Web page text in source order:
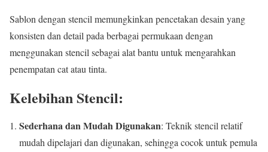
Sablon dengan stencil memungkinkan pencetakan desain yang
konsisten dan detail pada berbagai permukaan dengan
menggunakan stencil sebagai alat bantu untuk mengarahkan
penempatan cat atau tinta.
Kelebihan Stencil:
Sederhana dan Mudah Digunakan: Teknik stencil relatif
mudah dipelajari dan digunakan, sehingga cocok untuk pemula